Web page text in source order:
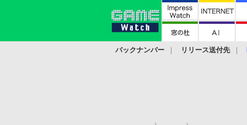
バックナンバー リリース送付先